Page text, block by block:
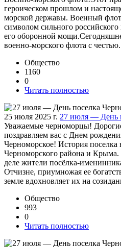
героическом прошлом и
морской державы. Военный флот
символом сильного российского
его оборонной
военно-морского флота с
Общество
1160
0
Читать полностью
25 июля 2025 г. 27 июля — День
Уважаемые черноморцы!
поздравляем вас с Днем
Черноморское! История поселка
Черноморского района и
деле жители посёлка-
Отчизне, приумножая ее
земле вдохновляет их на
Общество
993
0
Читать полностью